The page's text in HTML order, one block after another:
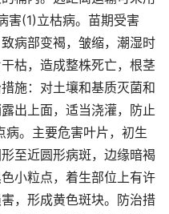
害(1)立枯病。苗期受害
病部变褐，皱缩，潮湿时
枯，造成整株死亡，根茎
施：对土壤和基质灭菌和
出上面，适当浇灌，防止
。主要危害叶片，初生
至近圆形病斑，边缘暗褐
小粒点，着生部位上有许
，形成黄色斑块。防治措